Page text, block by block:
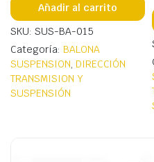
Añadir al carrito
SKU: SUS-BA-015
Categoría: BALONA
SUSPENSION, DIRECCIÓN
TRANSMISION Y
SUSPENSIÓN